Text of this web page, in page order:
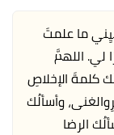
ما علمتَ
لي. اللهمَّ
كلمةَ الإخلاصِ
وأسألُك
الرضا